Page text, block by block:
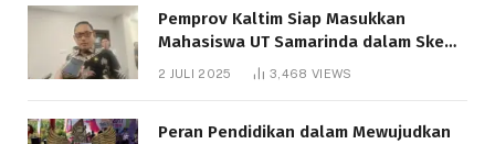
Pemprov Kaltim Siap Masukkan
Mahasiswa UT Samarinda dalam Skema
Bantuan Pendidikan Gratispol
2 JULI 2025 3,468 VIEWS
Peran Pendidikan dalam Mewujudkan